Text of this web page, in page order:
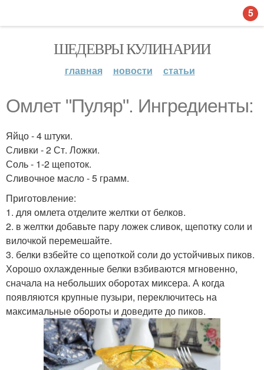
ШЕДЕВРЫ КУЛИНАРИИ
главная новости статьи
Омлет "Пуляр". Ингредиенты:
Яйцо - 4 штуки.
Сливки - 2 Ст. Ложки.
Соль - 1-2 щепоток.
Сливочное масло - 5 грамм.
Приготовление:
1. для омлета отделите желтки от белков.
2. в желтки добавьте пару ложек сливок, щепотку соли и
вилочкой перемешайте.
3. белки взбейте со щепоткой соли до устойчивых пиков.
Хорошо охлажденные белки взбиваются мгновенно,
сначала на небольших оборотах миксера. А когда
появляются крупные пузыри, переключитесь на
максимальные обороты и доведите до пиков.
5